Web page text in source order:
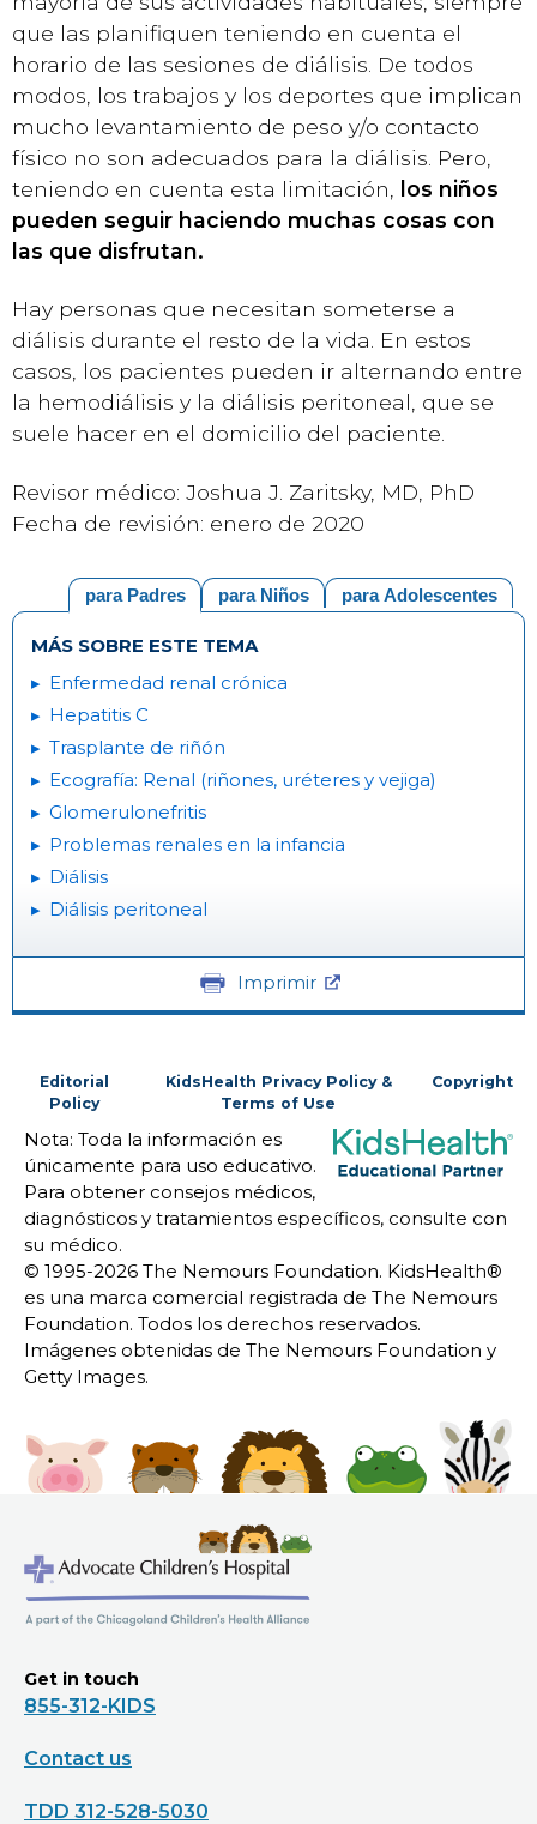
que las planifiquen teniendo en cuenta el
horario de las sesiones de diálisis. De todos
modos, los trabajos y los deportes que implican
mucho levantamiento de peso y/o contacto
físico no son adecuados para la diálisis. Pero,
teniendo en cuenta esta limitación, los niños
pueden seguir haciendo muchas cosas con
las que disfrutan.
Hay personas que necesitan someterse a
diálisis durante el resto de la vida. En estos
casos, los pacientes pueden ir alternando entre
la hemodiálisis y la diálisis peritoneal, que se
suele hacer en el domicilio del paciente.
Revisor médico: Joshua J. Zaritsky, MD, PhD
Fecha de revisión: enero de 2020
para Adolescentes
para Niños
para Padres
MÁS SOBRE ESTE TEMA
Enfermedad renal crónica
Hepatitis C
Trasplante de riñón
Ecografía: Renal (riñones, uréteres y vejiga)
Glomerulonefritis
Problemas renales en la infancia
Diálisis
Diálisis peritoneal
Imprimir
Editorial
Policy
KidsHealth Privacy Policy &
Terms of Use
Copyright
Nota: Toda la información es
únicamente para uso educativo.
Para obtener consejos médicos,
diagnósticos y tratamientos específicos, consulte con
su médico.
© 1995-2026 The Nemours Foundation. KidsHealth®
es una marca comercial registrada de The Nemours
Foundation. Todos los derechos reservados.
Imágenes obtenidas de The Nemours Foundation y
Getty Images.
Get in touch
855-312-KIDS
Contact us
TDD 312-528-5030